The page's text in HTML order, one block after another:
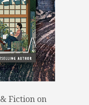
Fiction on